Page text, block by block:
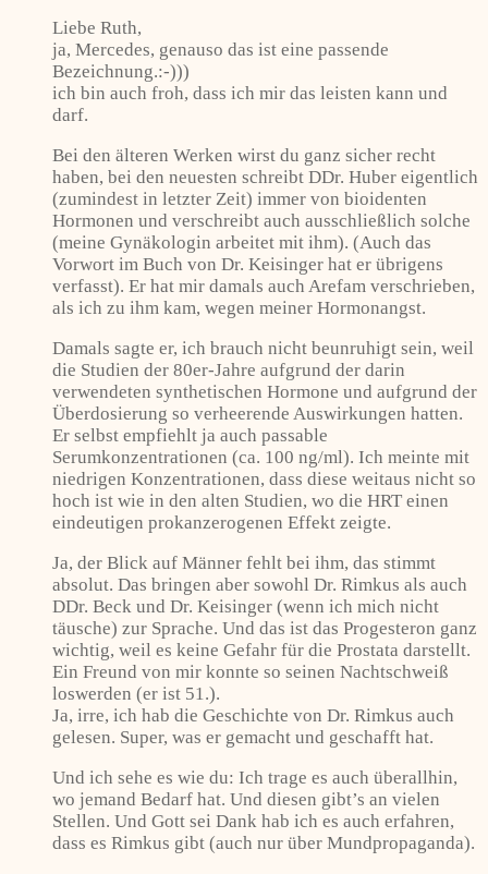
Liebe Ruth,
ja, Mercedes, genauso das ist eine passende
Bezeichnung.:-)))
ich bin auch froh, dass ich mir das leisten kann und
darf.
Bei den älteren Werken wirst du ganz sicher recht
haben, bei den neuesten schreibt DDr. Huber eigentlich
(zumindest in letzter Zeit) immer von bioidenten
Hormonen und verschreibt auch ausschließlich solche
(meine Gynäkologin arbeitet mit ihm). (Auch das
Vorwort im Buch von Dr. Keisinger hat er übrigens
verfasst). Er hat mir damals auch Arefam verschrieben,
als ich zu ihm kam, wegen meiner Hormonangst.
Damals sagte er, ich brauch nicht beunruhigt sein, weil
die Studien der 80er-Jahre aufgrund der darin
verwendeten synthetischen Hormone und aufgrund der
Überdosierung so verheerende Auswirkungen hatten.
Er selbst empfiehlt ja auch passable
Serumkonzentrationen (ca. 100 ng/ml). Ich meinte mit
niedrigen Konzentrationen, dass diese weitaus nicht so
hoch ist wie in den alten Studien, wo die HRT einen
eindeutigen prokanzerogenen Effekt zeigte.
Ja, der Blick auf Männer fehlt bei ihm, das stimmt
absolut. Das bringen aber sowohl Dr. Rimkus als auch
DDr. Beck und Dr. Keisinger (wenn ich mich nicht
täusche) zur Sprache. Und das ist das Progesteron ganz
wichtig, weil es keine Gefahr für die Prostata darstellt.
Ein Freund von mir konnte so seinen Nachtschweiß
loswerden (er ist 51.).
Ja, irre, ich hab die Geschichte von Dr. Rimkus auch
gelesen. Super, was er gemacht und geschafft hat.
Und ich sehe es wie du: Ich trage es auch überallhin,
wo jemand Bedarf hat. Und diesen gibt’s an vielen
Stellen. Und Gott sei Dank hab ich es auch erfahren,
dass es Rimkus gibt (auch nur über Mundpropaganda).